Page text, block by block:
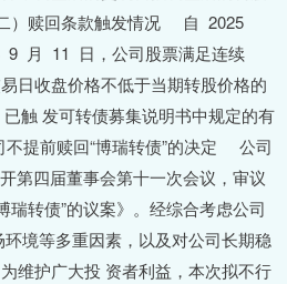
）赎回条款触发情况 自 2025
月 11 日，公司股票满足连续
日收盘价格不低于当期转股价格的
触 发可转债募集说明书中规定的有
提前赎回“博瑞转债”的决定 公司
四届董事会第十一次会议，审议
瑞转债”的议案》。经综合考虑公司
境等多重因素，以及对公司长期稳
维护广大投 资者利益，本次拟不行